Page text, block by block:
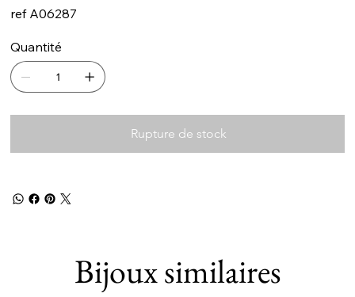
ref A06287
Quantité
Rupture de stock
Bijoux similaires